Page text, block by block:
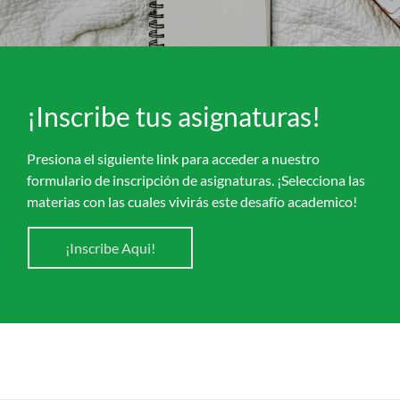
¡Inscribe tus asignaturas!
Presiona el siguiente link para acceder a nuestro
formulario de inscripción de asignaturas. ¡Selecciona las
materias con las cuales vivirás este desafío academico!
¡Inscribe Aqui!